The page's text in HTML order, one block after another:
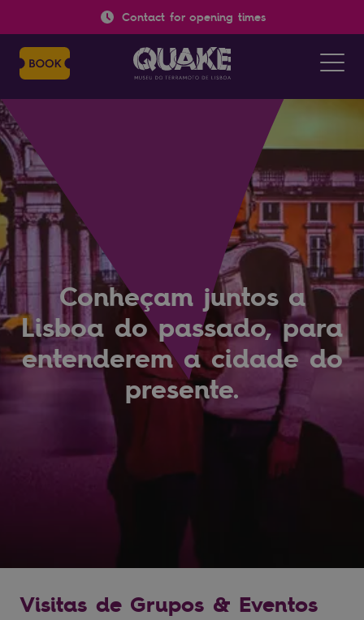
Contact for opening times
Conheçam juntos a
Lisboa do passado, para
entenderem a cidade do
presente.
Visitas de Grupos & Eventos